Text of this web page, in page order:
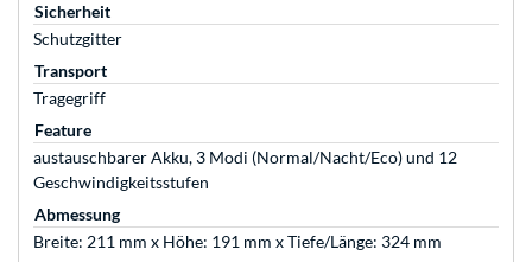
Sicherheit
Schutzgitter
Transport
Tragegriff
Feature
austauschbarer Akku, 3 Modi (Normal/Nacht/Eco) und 12
Geschwindigkeitsstufen
Abmessung
Breite: 211 mm x Höhe: 191 mm x Tiefe/Länge: 324 mm